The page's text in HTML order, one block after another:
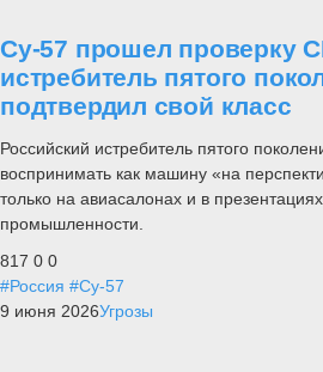
Су-57 прошел проверку
истребитель пятого
подтвердил свой класс
Российский истребитель пятого
воспринимать как машину «на
только на авиасалонах и в
промышленности.
817 0 0
#Россия #Су-57
9 июня 2026Угрозы